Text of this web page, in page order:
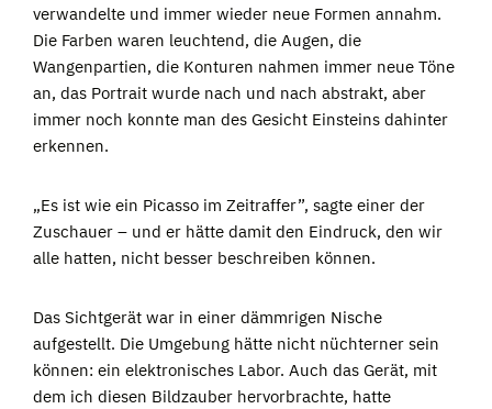
verwandelte und immer wieder neue Formen annahm.
Die Farben waren leuchtend, die Augen, die
Wangenpartien, die Konturen nahmen immer neue Töne
an, das Portrait wurde nach und nach abstrakt, aber
immer noch konnte man des Gesicht Einsteins dahinter
erkennen.
„Es ist wie ein Picasso im Zeitraffer”, sagte einer der
Zuschauer – und er hätte damit den Eindruck, den wir
alle hatten, nicht besser beschreiben können.
Das Sichtgerät war in einer dämmrigen Nische
aufgestellt. Die Umgebung hätte nicht nüchterner sein
können: ein elektronisches Labor. Auch das Gerät, mit
dem ich diesen Bildzauber hervorbrachte, hatte